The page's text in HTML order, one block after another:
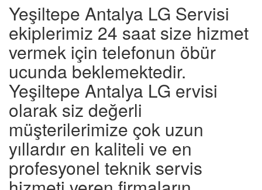
Yeşiltepe Antalya LG Servisi
ekiplerimiz 24 saat size hizmet
vermek için telefonun öbür
ucunda beklemektedir.
Yeşiltepe Antalya LG ervisi
olarak siz değerli
müşterilerimize çok uzun
yıllardır en kaliteli ve en
profesyonel teknik servis